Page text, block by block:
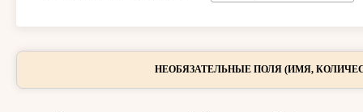
НЕОБЯЗАТЕЛЬНЫЕ ПОЛЯ (ИМЯ,